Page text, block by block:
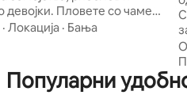
девојки. Пловете со чамец,
од пристаништето, а
Целосно
кујна и пространиот
· Локација · Бања
Популарни